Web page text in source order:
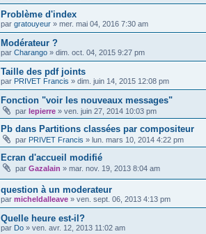
Problème d'index
par gratouyeur » mer. mai 04, 2016 7:30 am
Modérateur ?
par Charango » dim. oct. 04, 2015 9:27 pm
Taille des pdf joints
par PRIVET Francis » dim. juin 14, 2015 12:08 pm
Fonction "voir les nouveaux messages"
par lepierre » ven. juin 27, 2014 10:03 pm
Pb dans Partitions classées par compositeur
par PRIVET Francis » lun. mars 10, 2014 4:22 pm
Ecran d'accueil modifié
par Gazalain » mar. nov. 19, 2013 8:04 am
question à un moderateur
par micheldalleave » ven. sept. 06, 2013 4:13 pm
Quelle heure est-il?
par Do » ven. avr. 12, 2013 11:02 am